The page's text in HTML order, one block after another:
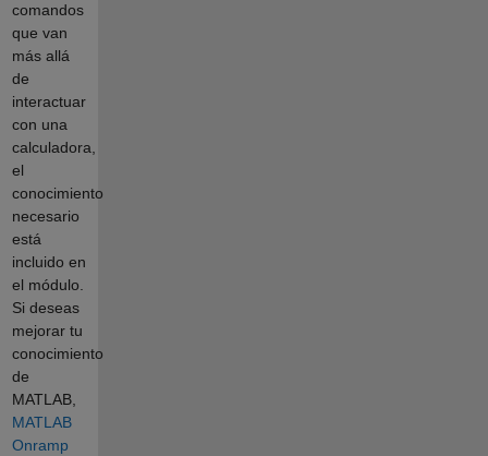
comandos
que van
más allá
de
interactuar
con una
calculadora,
el
conocimiento
necesario
está
incluido en
el módulo.
Si deseas
mejorar tu
conocimiento
de
MATLAB,
MATLAB
Onramp